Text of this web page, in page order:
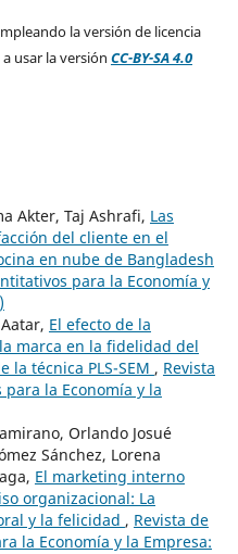
la versión de licencia
usar la versión CC-BY-SA 4.0
Akter, Taj Ashrafi, Las
del cliente en el
en nube de Bangladesh
para la Economía y
El efecto de la
marca en la fidelidad del
la técnica PLS-SEM , Revista
la Economía y la
Orlando Josué
Sánchez, Lorena
El marketing interno
organizacional: La
y la felicidad , Revista de
la Economía y la Empresa: